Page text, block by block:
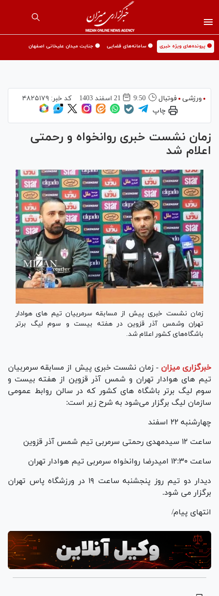
🟡 پرونده‌های ویژه خبری 🟡 سامانه‌های قضایی 🟡 جنایت میدان علیخانی اصفهان
ورزشی فوتبال 9:50 21 اسفند 1403 کد خبر:۴۸۲۵۱۷۹
چاپ
زمان نشست خبری روانخواه و رحمتی
اعلام شد
زمان نشست خبری پیش از مسابقه سرمربیان تیم های هوادار
تهران وشمس آذر قزوین در هفته بیست و سوم لیگ برتر
باشگاه‌های کشور اعلام شد.
خبرگزاری میزان - زمان نشست خبری پیش از مسابقه سرمربیان
تیم های هوادار تهران و شمس آذر قزوین از هفته بیست و
سوم لیگ برتر باشگاه های کشور که در سالن روابط عمومی
سازمان لیگ برگزار می‌شود به شرح زیر است:
چهارشنبه ۲۲ اسفند
ساعت ۱۲ سیدمهدی رحمتی سرمربی تیم شمس آذر قزوین
ساعت ۱۲:۳۰ امیدرضا روانخواه سرمربی تیم هوادار تهران
دیدار دو تیم روز پنجشنبه ساعت ۱۹ در ورزشگاه پاس تهران
برگزار می شود.
انتهای پیام/